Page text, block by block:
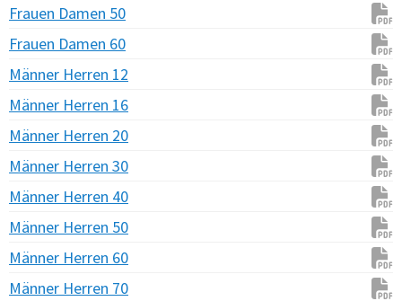
Frauen Damen 50
Frauen Damen 60
Männer Herren 12
Männer Herren 16
Männer Herren 20
Männer Herren 30
Männer Herren 40
Männer Herren 50
Männer Herren 60
Männer Herren 70